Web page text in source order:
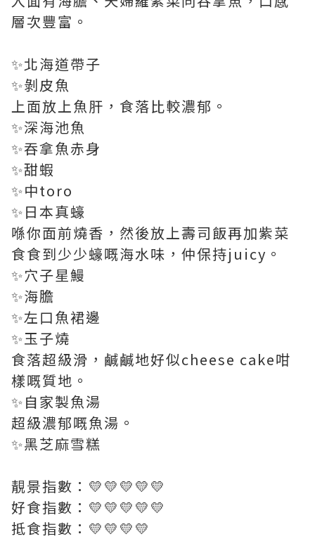
層次豐富。
✨北海道帶子
✨剝皮魚
上面放上魚肝，食落比較濃郁。
✨深海池魚
✨吞拿魚赤身
✨甜蝦
✨中toro
✨日本真蠔
喺你面前燒香，然後放上壽司飯再加紫菜
食食到少少蠔嘅海水味，仲保持juicy。
✨穴子星鰻
✨海膽
✨左口魚裙邊
✨玉子燒
食落超級滑，鹹鹹地好似cheese cake咁
樣嘅質地。
✨自家製魚湯
超級濃郁嘅魚湯。
✨黑芝麻雪糕
靚景指數：💛💛💛💛💛
好食指數：💛💛💛💛💛
抵食指數：💛💛💛💛